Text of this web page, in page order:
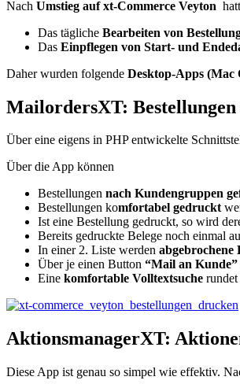
Nach Umstieg auf xt-Commerce Veyton
Das tägliche Bearbeiten von
Das Einpflegen von Start- und
Daher wurden folgende Desktop-Apps (Mac
MailordersXT:
Über eine eigens in PHP entwickelte
Über die App können
Bestellungen nach Kundengruppen
Bestellungen komfortabel gedruckt
Ist eine Bestellung gedruckt, so wird
Bereits gedruckte Belege noch einmal
In einer 2. Liste werden abgebrochene
Über je einen Button “Mail an Kunde”
Eine komfortable Volltextsuche
AktionsmanagerXT:
Diese App ist genau so simpel wie effektiv.